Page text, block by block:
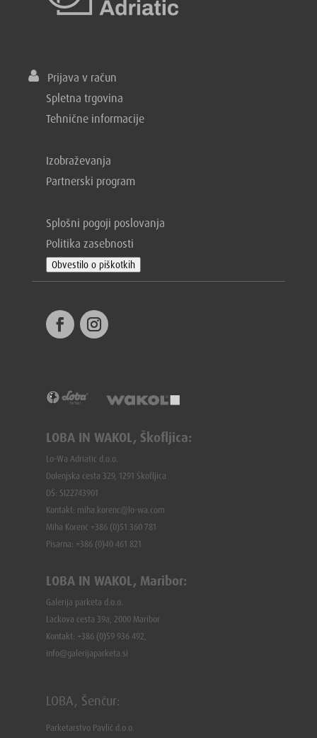
Prijava v račun
Spletna trgovina
Tehnične informacije
Izobraževanja
Partnerski program
Splošni pogoji poslovanja
Politika zasebnosti
Obvestilo o piškotkih
LOBA IN WAKOL, Škofljica:
Lo-Wa Adriatic d.o.o.
Dolenjska cesta 329, 1291 Škofljica
DŠ: SI22743901
Kontakt: miha.korenc@lo-wa.com
Miha Korenč +386 (0)51 360 781
Pisarna: +386 (0)40 461 821
LOBA IN WAKOL, Maribor:
Galerija parketa d.o.o.
Lackova cesta 39a, 2000 Maribor
Kontakt: +386 (0)59 936 492,
info@galerijaparketa.si
LOBA, Šenčur:
Parketarstvo Pavlič d.o.o.